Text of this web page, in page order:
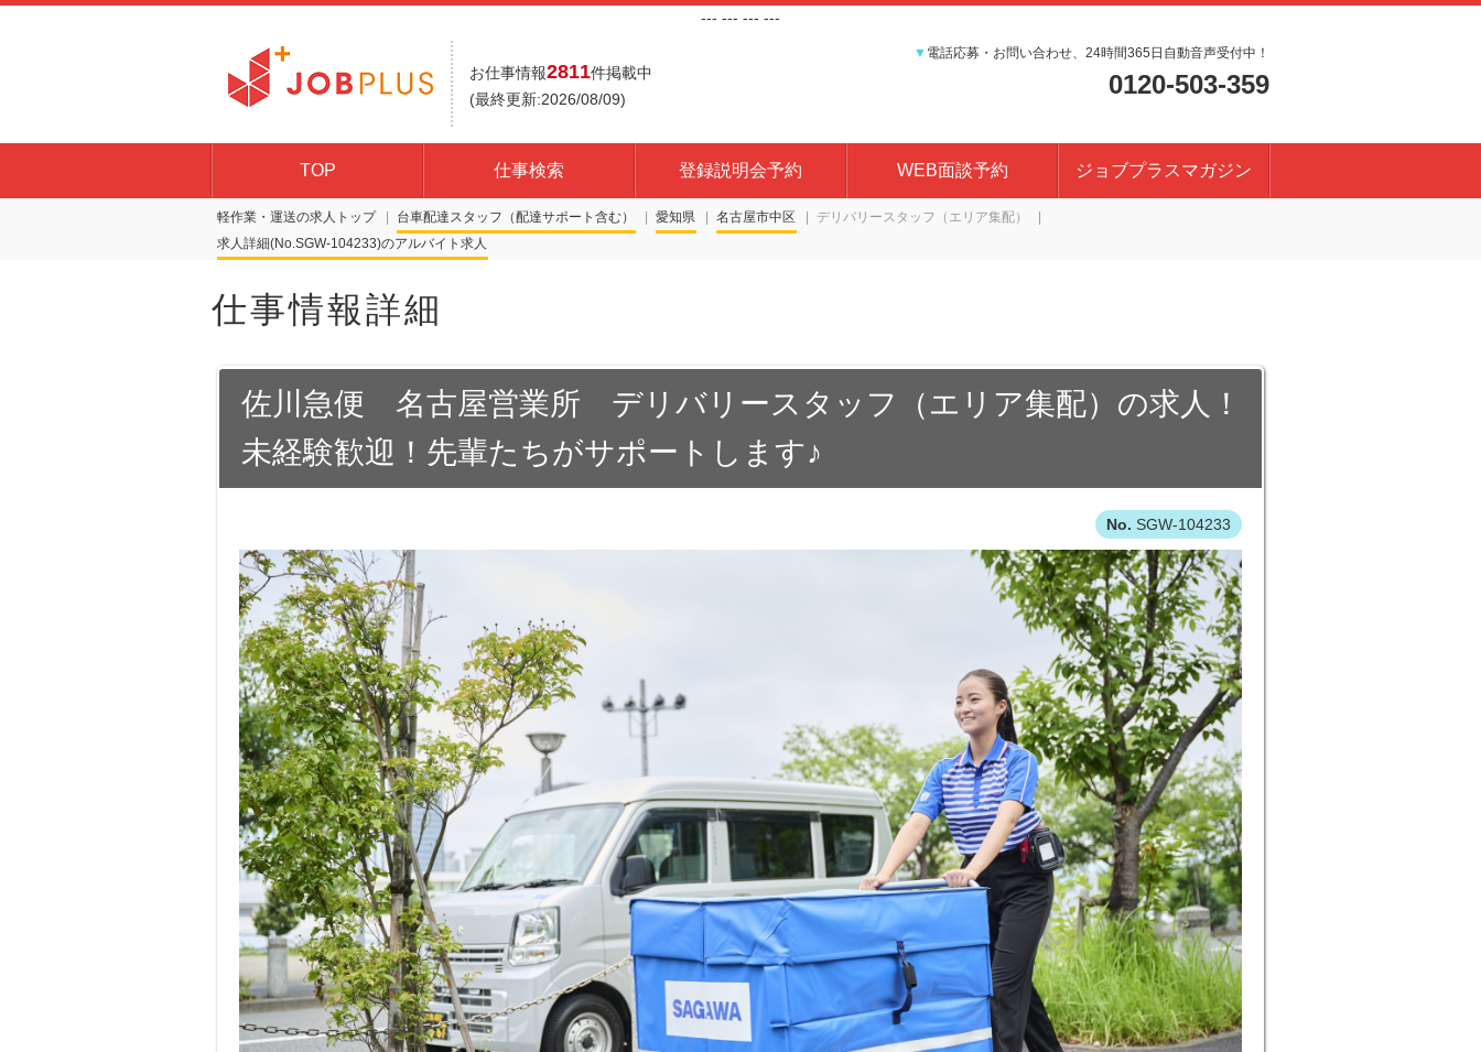
--- --- --- ---
お仕事情報2811件掲載中
(最終更新:2026/08/09)
▼ 電話応募・お問い合わせ、24時間365日自動音声受付中！
0120-503-359
TOP 仕事検索 登録説明会予約 WEB面談予約 ジョブプラスマガジン
軽作業・運送の求人トップ 台車配達スタッフ（配達サポート含む） 愛知県 名古屋市中区
デリバリースタッフ（エリア集配）
求人詳細(No.SGW-104233)
仕事情報詳細
佐川急便 名古屋営業所 デリバリースタッフ（エリア集配）の求人！
未経験歓迎！先輩たちがサポートします♪
SGW-104233